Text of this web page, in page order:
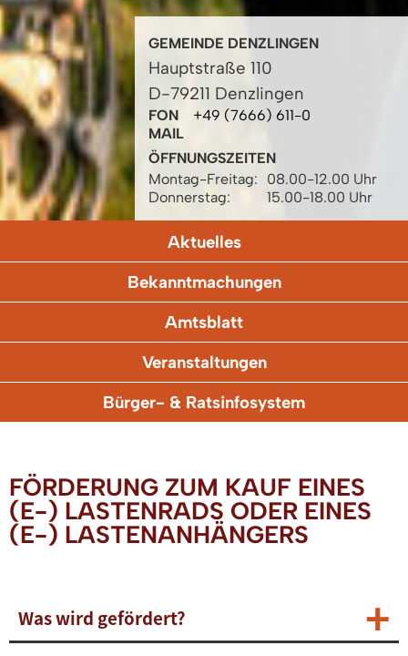
GEMEINDE DENZLINGEN
Hauptstraße 110
D-79211 Denzlingen
FON
+49 (7666) 611-0
MAIL
ÖFFNUNGSZEITEN
Montag-Freitag:
08.00-12.00 Uhr
Donnerstag:
15.00-18.00 Uhr
Aktuelles
Bekanntmachungen
Amtsblatt
Veranstaltungen
Bürger- & Ratsinfosystem
FÖRDERUNG ZUM KAUF EINES
(E-) LASTENRADS ODER EINES
(E-) LASTENANHÄNGERS
Was wird gefördert?